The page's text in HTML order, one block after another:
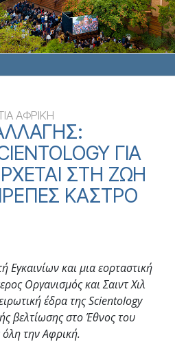
ΑΦΡΙΚΗ
ΓΙΑ
ΣΤΗ ΖΩΗ
ΚΑΣΤΡΟ
Εγκαινίων και μια εορταστική
Οργανισμός και Σαιντ Χιλ
έδρα της Scientology
βελτίωσης στο Έθνος του
την Αφρική.